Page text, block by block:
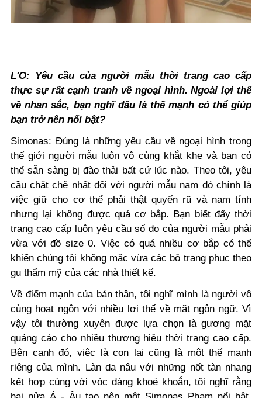
L'O: Yêu cầu của người mẫu thời trang cao cấp
thực sự rất cạnh tranh về ngoại hình. Ngoài lợi thế
về nhan sắc, bạn nghĩ đâu là thế mạnh có thể giúp
bạn trở nên nổi bật?
Simonas: Đúng là những yêu cầu về ngoại hình trong
thế giới người mẫu luôn vô cùng khắt khe và bạn có
thể sẵn sàng bị đào thải bất cứ lúc nào. Theo tôi, yêu
cầu chặt chẽ nhất đối với người mẫu nam đó chính là
việc giữ cho cơ thể phải thật quyến rũ và nam tính
nhưng lại không được quá cơ bắp. Bạn biết đấy thời
trang cao cấp luôn yêu cầu số đo của người mẫu phải
vừa với đồ size 0. Việc có quá nhiều cơ bắp có thể
khiến chúng tôi không mặc vừa các bộ trang phục theo
gu thẩm mỹ của các nhà thiết kế.
Về điểm mạnh của bản thân, tôi nghĩ mình là người vô
cùng hoạt ngôn với nhiều lợi thế về mặt ngôn ngữ. Vì
vậy tôi thường xuyên được lựa chọn là gương mặt
quảng cáo cho nhiều thương hiệu thời trang cao cấp.
Bên cạnh đó, việc là con lai cũng là một thế mạnh
riêng của mình. Làn da nâu với những nốt tàn nhang
kết hợp cùng với vóc dáng khoẻ khoắn, tôi nghĩ rằng